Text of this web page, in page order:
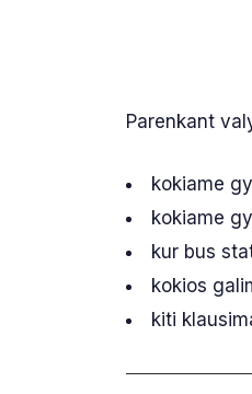
Parenkant
kokiame
kokiame
kur bus
kokios
kiti